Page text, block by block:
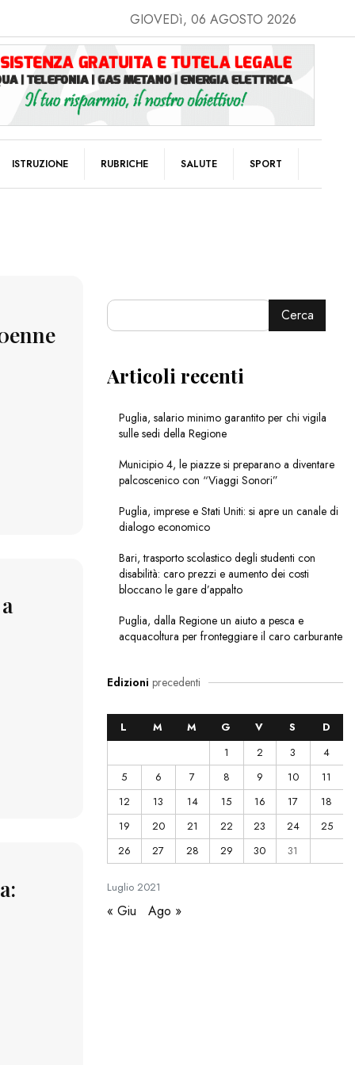
GIOVEDì, 06 AGOSTO 2026
ISTRUZIONE RUBRICHE SALUTE SPORT
Cerca
Articoli recenti
Puglia, salario minimo garantito per chi vigila
sulle sedi della Regione
Municipio 4, le piazze si preparano a diventare
palcoscenico con “Viaggi Sonori”
Puglia, imprese e Stati Uniti: si apre un canale di
dialogo economico
Bari, trasporto scolastico degli studenti con
disabilità: caro prezzi e aumento dei costi
bloccano le gare d’appalto
Puglia, dalla Regione un aiuto a pesca e
acquacoltura per fronteggiare il caro carburante
Edizioni precedenti
Luglio2021
L M M G V S
D
1
2 3
4
5
6 7 8 9 10
11
12
13 14 15 16 17
18
19
20 21 22 23 24
25
26
27 28 29 30 31
« Giu Ago »